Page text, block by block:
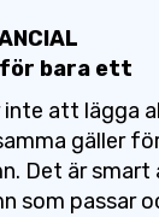
bara ett
att lägga
gäller
Det är
som passar